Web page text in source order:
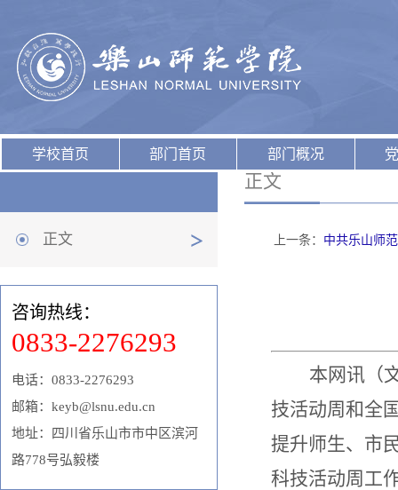
学校首页 部门首页 部门概况
正文
咨询热线：
0833-2276293
电话：0833-2276293
邮箱：keyb@lsnu.edu.cn
地址：四川省乐山市市中区滨河
路778号弘毅楼
正文
上一条： 中共乐山师
本网讯（
技活动周和全
提升师生、市
科技活动周工